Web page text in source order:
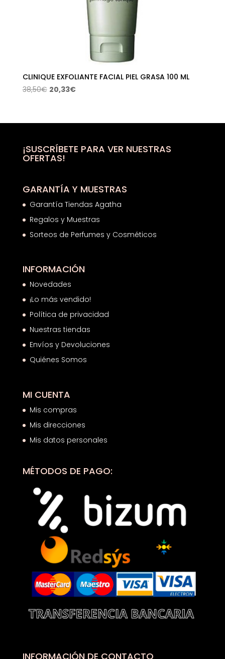
CLINIQUE EXFOLIANTE FACIAL PIEL GRASA 100 ML
38,50€ El
era:
20,33€El
es:
¡SUSCRÍBETE PARA VER NUESTRAS
OFERTAS!
GARANTÍA Y MUESTRAS
Garantía Tiendas Agatha
Regalos y Muestras
Sorteos de Perfumes y Cosméticos
INFORMACIÓN
Novedades
¡Lo más vendido!
Política de privacidad
Nuestras tiendas
Envíos y Devoluciones
Quiénes Somos
MI CUENTA
Mis compras
Mis direcciones
Mis datos personales
MÉTODOS DE PAGO:
INFORMACIÓN DE CONTACTO